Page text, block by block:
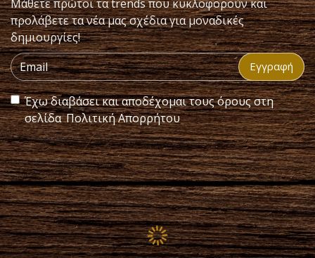
Μάθετε πρώτοι τα trends που κυκλοφορούν και
προλάβετε τα νέα μας σχέδια για μοναδικές
δημιουργίες!
Εγγραφή
Έχω διαβάσει και αποδέχομαι τους όρους στη
σελίδαΠολιτική Απορρήτου